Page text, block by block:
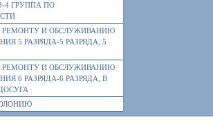
4 ГРУППА ПО
РЕМОНТУ И ОБСЛУЖИВАНИЮ
5 РАЗРЯДА-5 РАЗРЯДА, 5
РЕМОНТУ И ОБСЛУЖИВАНИЮ
6 РАЗРЯДА-6 РАЗРЯДА, В